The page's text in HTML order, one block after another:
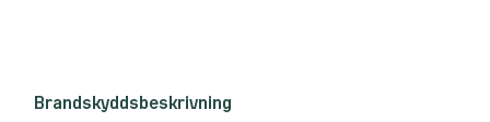
Brandskyddsbeskrivning